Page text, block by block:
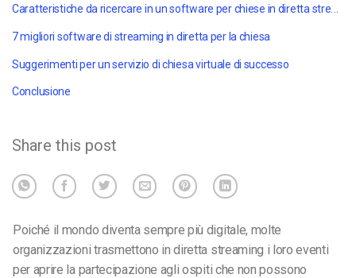
Caratteristiche da ricercare in un software per chiese in diretta streaming
7 migliori software di streaming in diretta per la chiesa
Suggerimenti per un servizio di chiesa virtuale di successo
Conclusione
Share this post
Poiché il mondo diventa sempre più digitale, molte
organizzazioni trasmettono in diretta streaming i loro eventi
per aprire la partecipazione agli ospiti che non possono